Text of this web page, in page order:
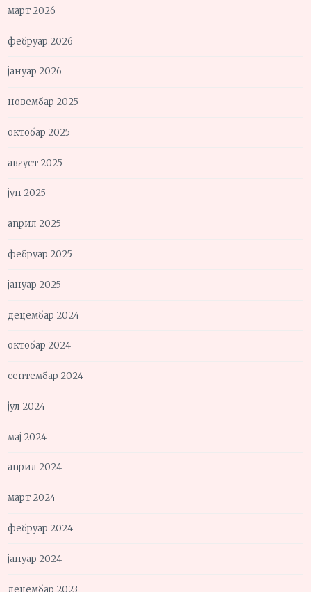
март 2026
фебруар 2026
јануар 2026
новембар 2025
октобар 2025
август 2025
јун 2025
април 2025
фебруар 2025
јануар 2025
децембар 2024
октобар 2024
септембар 2024
јул 2024
мај 2024
април 2024
март 2024
фебруар 2024
јануар 2024
децембар 2023